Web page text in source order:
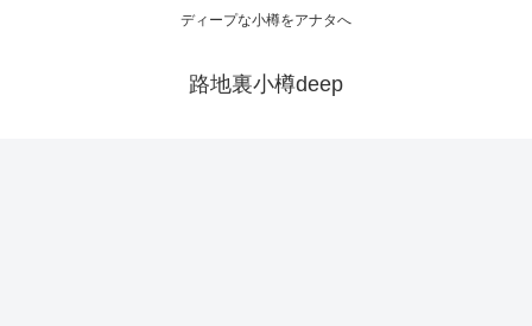
ディープな小樽をアナタへ
路地裏小樽deep